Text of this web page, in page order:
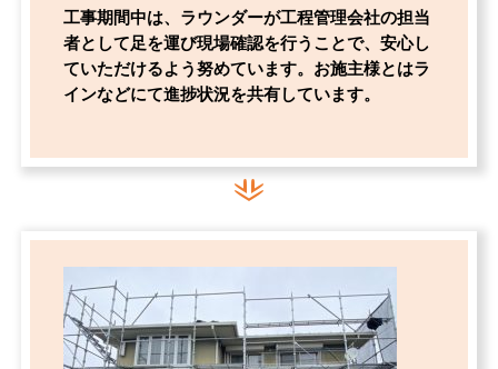
工事期間中は、ラウンダーが工程管理会社の担当
者として足を運び現場確認を行うことで、安心し
ていただけるよう努めています。お施主様とはラ
インなどにて進捗状況を共有しています。